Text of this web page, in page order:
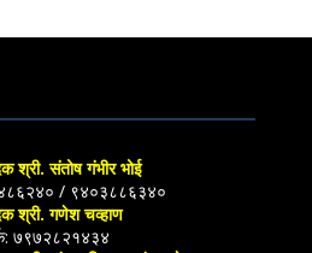
श्री. संतोष गंभीर भोई
/ ९४०३८८६३४०
श्री. गणेश चव्हाण
७९७२८२१४३४